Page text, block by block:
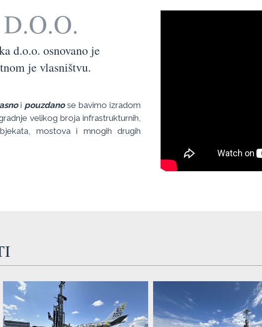
d.o.o. osnovano je
je vlasništvu.
i pouzdanose bavimo izradom
velikog broja infrastrukturnih,
mostova i mnogih drugih